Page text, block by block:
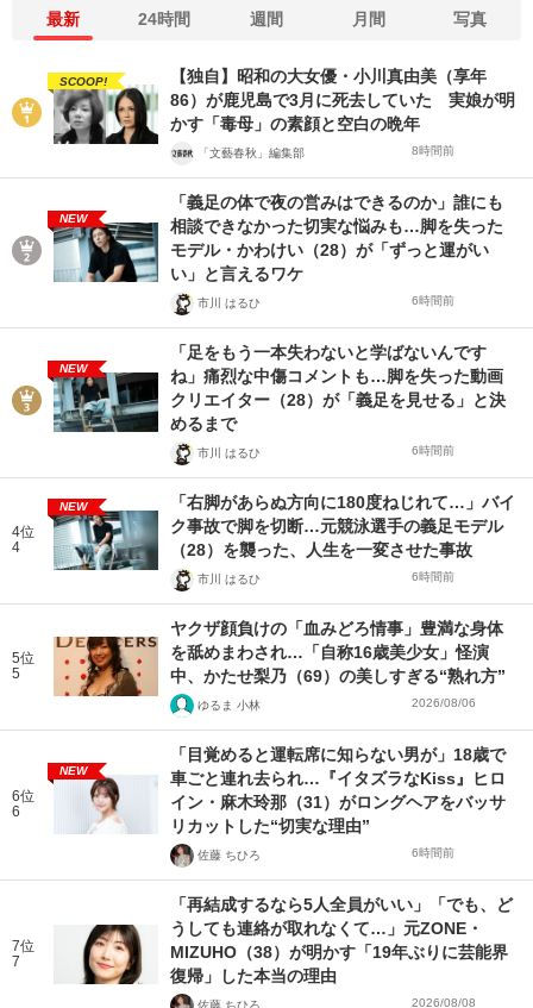
最新 24時間 週間 月間 写真
SCOOP!
【独自】昭和の大女優・小川真由美（享年
86）が鹿児島で3月に死去していた 実娘が明
かす「毒母」の素顔と空白の晩年
「文藝春秋」編集部 8時間前
NEW
「義足の体で夜の営みはできるのか」誰にも
相談できなかった切実な悩みも…脚を失った
モデル・かわけい（28）が「ずっと運がい
い」と言えるワケ
市川 はるひ 6時間前
NEW
「足をもう一本失わないと学ばないんです
ね」痛烈な中傷コメントも…脚を失った動画
クリエイター（28）が「義足を見せる」と決
めるまで
市川 はるひ 6時間前
4位
4
NEW
「右脚があらぬ方向に180度ねじれて…」バイ
ク事故で脚を切断…元競泳選手の義足モデル
（28）を襲った、人生を一変させた事故
市川 はるひ 6時間前
5位
5
ヤクザ顔負けの「血みどろ情事」豊満な身体
を舐めまわされ…「自称16歳美少女」怪演
中、かたせ梨乃（69）の美しすぎる“熟れ方”
ゆるま 小林 2026/08/06
6位
6
NEW
「目覚めると運転席に知らない男が」18歳で
車ごと連れ去られ…『イタズラなKiss』ヒロ
イン・麻木玲那（31）がロングヘアをバッサ
リカットした“切実な理由”
佐藤 ちひろ 6時間前
7位
7
「再結成するなら5人全員がいい」「でも、ど
うしても連絡が取れなくて…」元ZONE・
MIZUHO（38）が明かす「19年ぶりに芸能界
復帰」した本当の理由
佐藤 ちひろ 2026/08/08